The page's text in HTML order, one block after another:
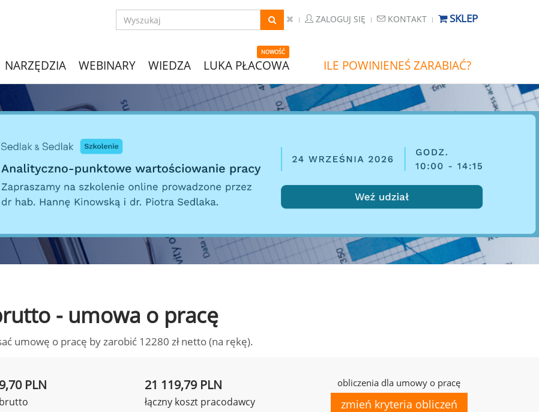
ZALOGUJ SIĘ KONTAKT SKLEP
NARZĘDZIA WEBINARY WIEDZA
NOWOŚĆ
LUKA PŁACOWA ILE POWINIENEŚ ZARABIAĆ?
- umowa o pracę
umowę o pracę by zarobić 12280 zł netto (na rękę).
PLN 21 119,79 PLN
łączny koszt pracodawcy
obliczenia dla umowy o pracę
zmień kryteria obliczeń